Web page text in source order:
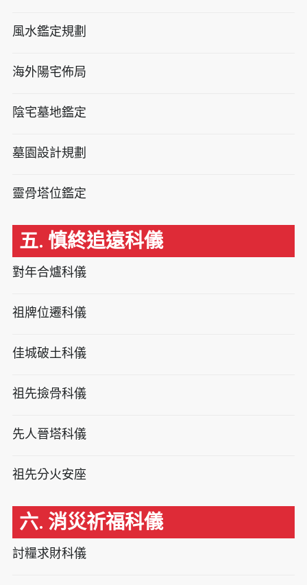
風水鑑定規劃
海外陽宅佈局
陰宅墓地鑑定
墓園設計規劃
靈骨塔位鑑定
五. 慎終追遠科儀
對年合爐科儀
祖牌位遷科儀
佳城破土科儀
祖先撿骨科儀
先人晉塔科儀
祖先分火安座
六. 消災祈福科儀
討糧求財科儀